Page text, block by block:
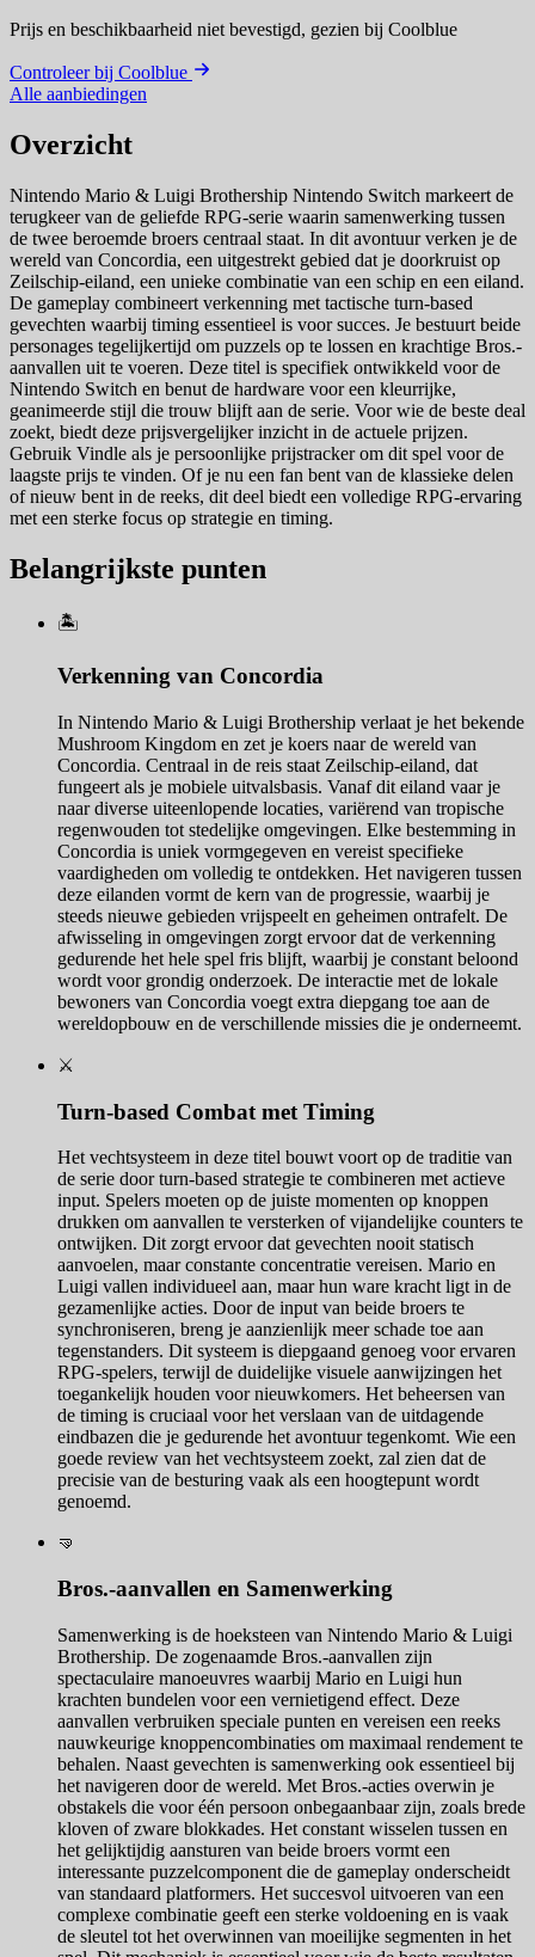
Prijs en beschikbaarheid niet bevestigd, gezien bij Coolblue
Controleer bij Coolblue
Alle aanbiedingen
Overzicht
Nintendo Mario & Luigi Brothership Nintendo Switch markeert de
terugkeer van de geliefde RPG-serie waarin samenwerking tussen
de twee beroemde broers centraal staat. In dit avontuur verken je de
wereld van Concordia, een uitgestrekt gebied dat je doorkruist op
Zeilschip-eiland, een unieke combinatie van een schip en een eiland.
De gameplay combineert verkenning met tactische turn-based
gevechten waarbij timing essentieel is voor succes. Je bestuurt beide
personages tegelijkertijd om puzzels op te lossen en krachtige Bros.-
aanvallen uit te voeren. Deze titel is specifiek ontwikkeld voor de
Nintendo Switch en benut de hardware voor een kleurrijke,
geanimeerde stijl die trouw blijft aan de serie. Voor wie de beste deal
zoekt, biedt deze prijsvergelijker inzicht in de actuele prijzen.
Gebruik Vindle als je persoonlijke prijstracker om dit spel voor de
laagste prijs te vinden. Of je nu een fan bent van de klassieke delen
of nieuw bent in de reeks, dit deel biedt een volledige RPG-ervaring
met een sterke focus op strategie en timing.
Belangrijkste punten
🏝️
Verkenning van Concordia
In Nintendo Mario & Luigi Brothership verlaat je het bekende
Mushroom Kingdom en zet je koers naar de wereld van
Concordia. Centraal in de reis staat Zeilschip-eiland, dat
fungeert als je mobiele uitvalsbasis. Vanaf dit eiland vaar je
naar diverse uiteenlopende locaties, variërend van tropische
regenwouden tot stedelijke omgevingen. Elke bestemming in
Concordia is uniek vormgegeven en vereist specifieke
vaardigheden om volledig te ontdekken. Het navigeren tussen
deze eilanden vormt de kern van de progressie, waarbij je
steeds nieuwe gebieden vrijspeelt en geheimen ontrafelt. De
afwisseling in omgevingen zorgt ervoor dat de verkenning
gedurende het hele spel fris blijft, waarbij je constant beloond
wordt voor grondig onderzoek. De interactie met de lokale
bewoners van Concordia voegt extra diepgang toe aan de
wereldopbouw en de verschillende missies die je onderneemt.
⚔️
Turn-based Combat met Timing
Het vechtsysteem in deze titel bouwt voort op de traditie van
de serie door turn-based strategie te combineren met actieve
input. Spelers moeten op de juiste momenten op knoppen
drukken om aanvallen te versterken of vijandelijke counters te
ontwijken. Dit zorgt ervoor dat gevechten nooit statisch
aanvoelen, maar constante concentratie vereisen. Mario en
Luigi vallen individueel aan, maar hun ware kracht ligt in de
gezamenlijke acties. Door de input van beide broers te
synchroniseren, breng je aanzienlijk meer schade toe aan
tegenstanders. Dit systeem is diepgaand genoeg voor ervaren
RPG-spelers, terwijl de duidelijke visuele aanwijzingen het
toegankelijk houden voor nieuwkomers. Het beheersen van
de timing is cruciaal voor het verslaan van de uitdagende
eindbazen die je gedurende het avontuur tegenkomt. Wie een
goede review van het vechtsysteem zoekt, zal zien dat de
precisie van de besturing vaak als een hoogtepunt wordt
genoemd.
🤜
Bros.-aanvallen en Samenwerking
Samenwerking is de hoeksteen van Nintendo Mario & Luigi
Brothership. De zogenaamde Bros.-aanvallen zijn
spectaculaire manoeuvres waarbij Mario en Luigi hun
krachten bundelen voor een vernietigend effect. Deze
aanvallen verbruiken speciale punten en vereisen een reeks
nauwkeurige knoppencombinaties om maximaal rendement te
behalen. Naast gevechten is samenwerking ook essentieel bij
het navigeren door de wereld. Met Bros.-acties overwin je
obstakels die voor één persoon onbegaanbaar zijn, zoals brede
kloven of zware blokkades. Het constant wisselen tussen en
het gelijktijdig aansturen van beide broers vormt een
interessante puzzelcomponent die de gameplay onderscheidt
van standaard platformers. Het succesvol uitvoeren van een
complexe combinatie geeft een sterke voldoening en is vaak
de sleutel tot het overwinnen van moeilijke segmenten in het